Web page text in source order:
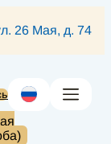
26 Мая, д. 74